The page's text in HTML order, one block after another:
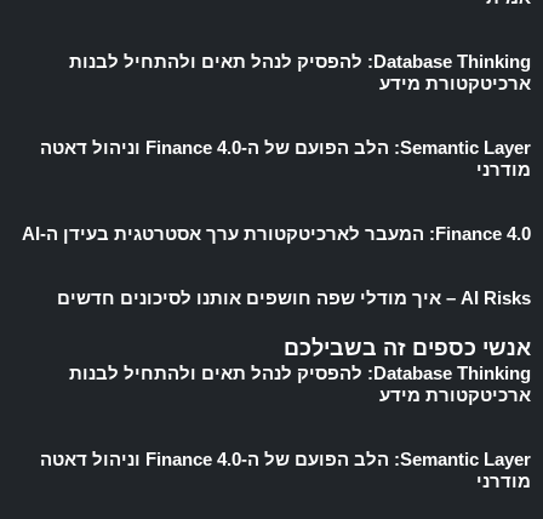
Database Thinking: להפסיק לנהל תאים ולהתחיל לבנות
ארכיטקטורת מידע
Semantic Layer: הלב הפועם של ה-Finance 4.0 וניהול דאטה
מודרני
Finance 4.0: המעבר לארכיטקטורת ערך אסטרטגית בעידן ה-AI
AI Risks – איך מודלי שפה חושפים אותנו לסיכונים חדשים
אנשי כספים זה בשבילכם
Database Thinking: להפסיק לנהל תאים ולהתחיל לבנות
ארכיטקטורת מידע
Semantic Layer: הלב הפועם של ה-Finance 4.0 וניהול דאטה
מודרני